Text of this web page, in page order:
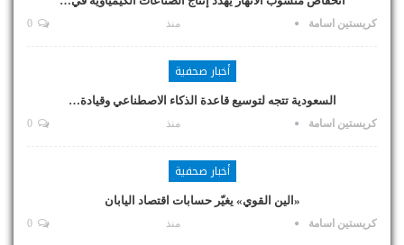
كريستين اسامة منذ
أخبار صحفية
السعودية تتجه لتوسيع قاعدة الذكاء الاصطناعي وقيادة…
كريستين اسامة منذ
أخبار صحفية
«الين القوي» يغيّر حسابات اقتصاد اليابان
كريستين اسامة منذ